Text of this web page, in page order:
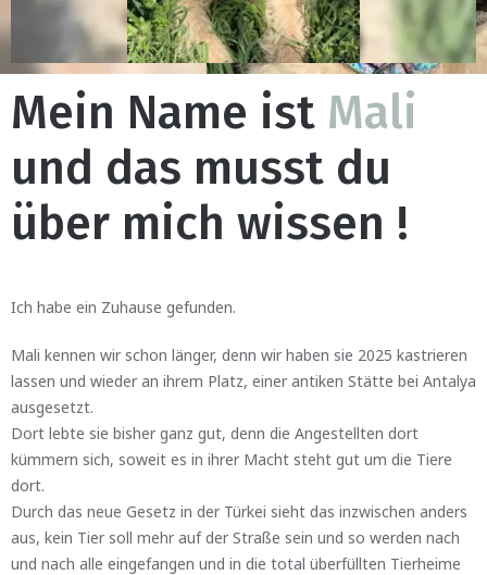
Mein Name ist Mali
und das musst du
über mich wissen !
Ich habe ein Zuhause gefunden.
Mali kennen wir schon länger, denn wir haben sie 2025 kastrieren
lassen und wieder an ihrem Platz, einer antiken Stätte bei Antalya
ausgesetzt.
Dort lebte sie bisher ganz gut, denn die Angestellten dort
kümmern sich, soweit es in ihrer Macht steht gut um die Tiere
dort.
Durch das neue Gesetz in der Türkei sieht das inzwischen anders
aus, kein Tier soll mehr auf der Straße sein und so werden nach
und nach alle eingefangen und in die total überfüllten Tierheime